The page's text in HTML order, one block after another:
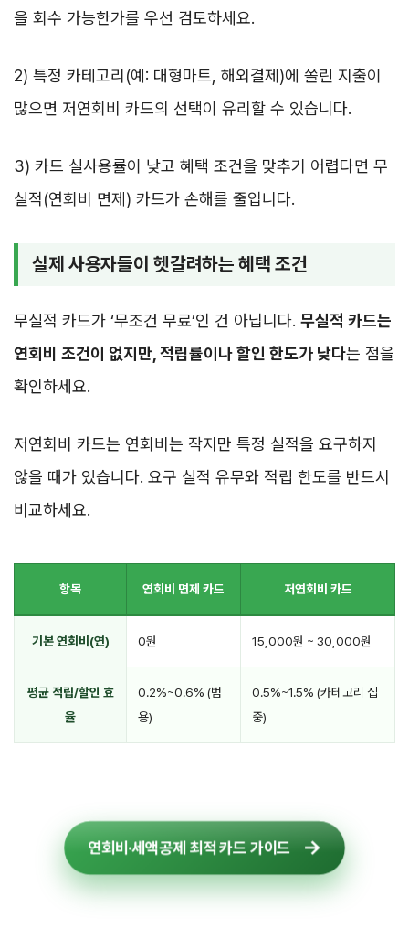
을 회수 가능한가를 우선 검토하세요.
2) 특정 카테고리(예: 대형마트, 해외결제)에 쏠린 지출이
많으면 저연회비 카드의 선택이 유리할 수 있습니다.
3) 카드 실사용률이 낮고 혜택 조건을 맞추기 어렵다면 무
실적(연회비 면제) 카드가 손해를 줄입니다.
실제 사용자들이 헷갈려하는 혜택 조건
무실적 카드가 ‘무조건 무료’인 건 아닙니다. 무실적 카드는
연회비 조건이 없지만, 적립률이나 할인 한도가 낮다는 점을
확인하세요.
저연회비 카드는 연회비는 작지만 특정 실적을 요구하지
않을 때가 있습니다. 요구 실적 유무와 적립 한도를 반드시
비교하세요.
항목 연회비 면제 카드 저연회비 카드
기본 연회비(연) 0원 15,000원 ~ 30,000원
평균 적립/할인 효
율
0.2%~0.6% (범
용)
0.5%~1.5% (카테고리 집
중)
연회비·세액공제 최적 카드 가이드